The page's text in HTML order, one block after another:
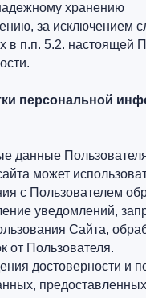
хранению
за исключением
в п.п. 5.2. настоящей
персональной
данные
может
с Пользователем
уведомлений,
Сайта,
от Пользователя.
достоверности и
предоставленных